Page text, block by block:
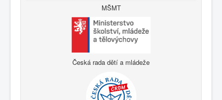
MŠMT
Česká rada dětí a mládeže